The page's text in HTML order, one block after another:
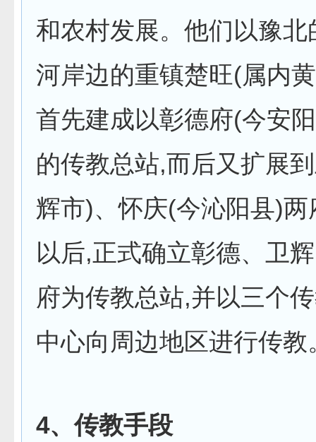
和农村发展。他们以豫北
河岸边的重镇楚旺(属内
首先建成以彰德府(今安
的传教总站,而后又扩展
辉市)、怀庆(今沁阳县)两
以后,正式确立彰德、卫
府为传教总站,并以三个
中心向周边地区进行传教
4、传教手段